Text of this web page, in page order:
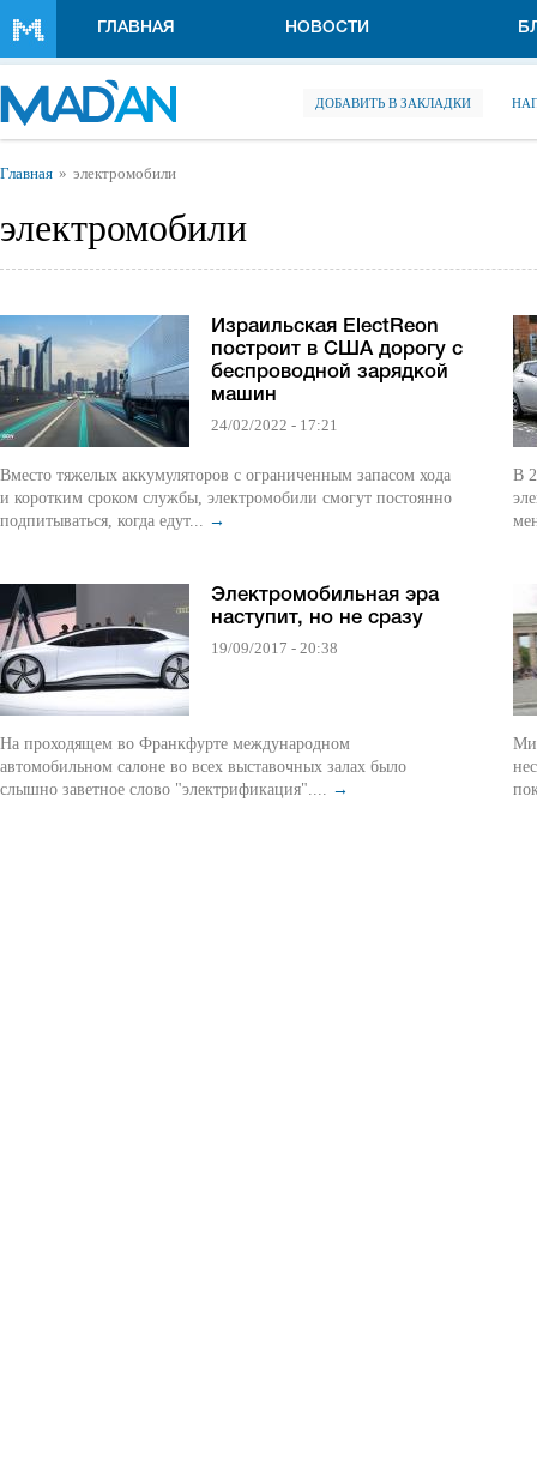
ГЛАВНАЯ НОВОСТИ
ДОБАВИТЬ В ЗАКЛАДКИ
Вы здесь
Главная электромобили
электромобили
Израильская ElectReon
построит в США дорогу с
беспроводной зарядкой
машин
24/02/2022 - 17:21
Вместо тяжелых аккумуляторов с ограниченным запасом хода
и коротким сроком службы, электромобили смогут постоянно
подпитываться, когда едут... →
Электромобильная эра
наступит, но не сразу
19/09/2017 - 20:38
На проходящем во Франкфурте международном
автомобильном салоне во всех выставочных залах было
слышно заветное слово "электрификация".... →
В